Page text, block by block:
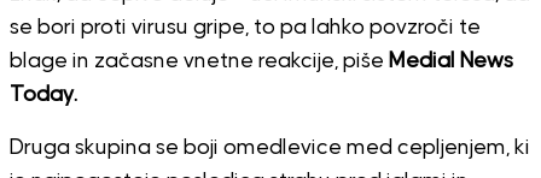
se bori proti virusu gripe, to pa lahko povzroči te
blage in začasne vnetne reakcije, piše Medial News
Today.
Druga skupina se boji omedlevice med cepljenjem, ki